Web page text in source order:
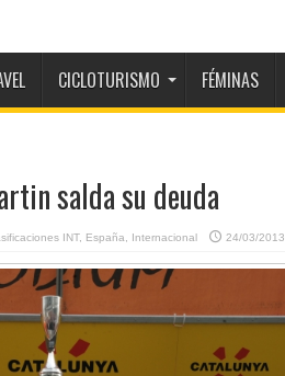
CICLOTURISMO FÉMINAS
salda su deuda
INT, España Internacional 24/03/2013